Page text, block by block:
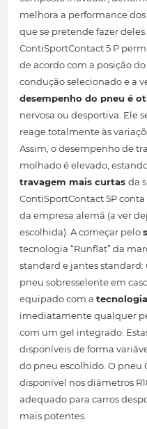
melhora a performance
que se pretende fazer
ContiSportContact 5 P
de acordo com a posição
condução selecionado e a
desempenho do pneu é
nervosa ou desportiva. Ele
reage totalmente às
Assim, o desempenho de
molhado é elevado,
travagem mais curtas da
ContiSportContact 5P
da empresa alemã (a ver
escolhida). A começar pelo
tecnologia “Runflat” da
standard e jantes
pneu sobresselente em
equipado com a
imediatamente qualquer
com um gel integrado.
disponíveis de forma
do pneu escolhido. O pneu
disponível nos diâmetros
adequado para carros
mais potentes.